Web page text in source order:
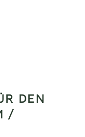
DEN
/